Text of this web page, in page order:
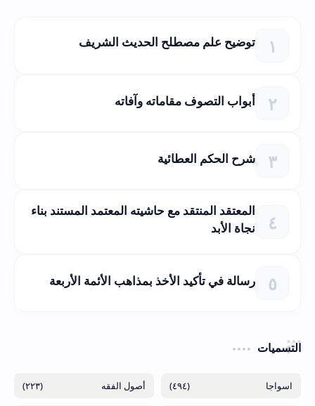
توضيح علم مصطلح الحديث الشريف
أبواب التصوف مقاماته وآفاته
شرح الحكم العطائية
المعتقد المنتقد مع حاشيته المعتمد المستند بناء
نجاة الأبد
رسالة في تأكيد الأخذ بمذاهب الأئمة الأربعة
التسميات
(٤٩٤) (٢٢٣)